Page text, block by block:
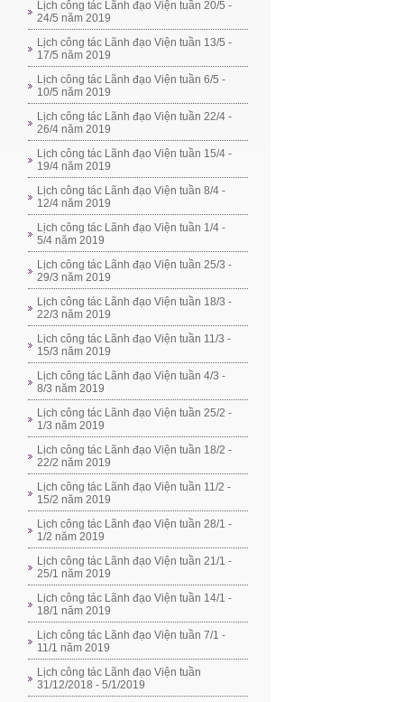
Lịch công tác Lãnh đạo Viện tuần 20/5 -
24/5 năm 2019
Lịch công tác Lãnh đạo Viện tuần 13/5 -
17/5 năm 2019
Lịch công tác Lãnh đạo Viện tuần 6/5 -
10/5 năm 2019
Lịch công tác Lãnh đạo Viện tuần 22/4 -
26/4 năm 2019
Lịch công tác Lãnh đạo Viện tuần 15/4 -
19/4 năm 2019
Lịch công tác Lãnh đạo Viện tuần 8/4 -
12/4 năm 2019
Lịch công tác Lãnh đạo Viện tuần 1/4 -
5/4 năm 2019
Lịch công tác Lãnh đạo Viện tuần 25/3 -
29/3 năm 2019
Lịch công tác Lãnh đạo Viện tuần 18/3 -
22/3 năm 2019
Lịch công tác Lãnh đạo Viện tuần 11/3 -
15/3 năm 2019
Lịch công tác Lãnh đạo Viện tuần 4/3 -
8/3 năm 2019
Lịch công tác Lãnh đạo Viện tuần 25/2 -
1/3 năm 2019
Lịch công tác Lãnh đạo Viện tuần 18/2 -
22/2 năm 2019
Lịch công tác Lãnh đạo Viện tuần 11/2 -
15/2 năm 2019
Lịch công tác Lãnh đạo Viện tuần 28/1 -
1/2 năm 2019
Lịch công tác Lãnh đạo Viện tuần 21/1 -
25/1 năm 2019
Lịch công tác Lãnh đạo Viện tuần 14/1 -
18/1 năm 2019
Lịch công tác Lãnh đạo Viện tuần 7/1 -
11/1 năm 2019
Lịch công tác Lãnh đạo Viện tuần
31/12/2018 - 5/1/2019